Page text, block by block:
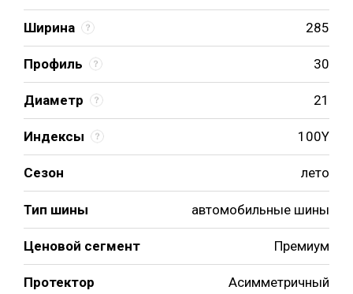
Ширина 285
Профиль 30
Диаметр 21
Индексы 100Y
Сезон лето
Тип шины автомобильные шины
Ценовой сегмент Премиум
Протектор Асимметричный